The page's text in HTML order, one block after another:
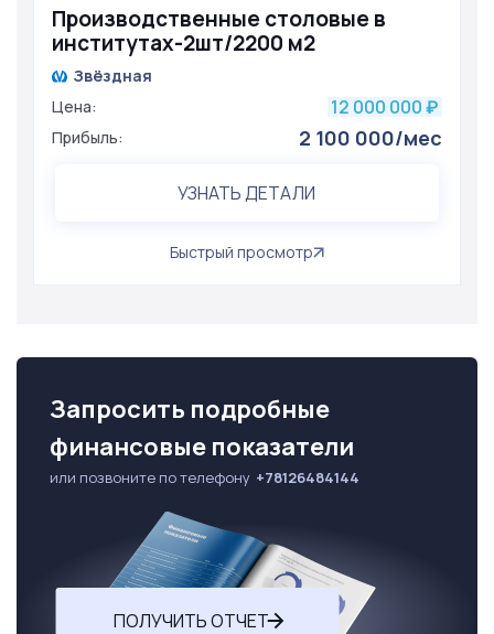
Производственные столовые в
институтах-2шт/2200 м2
Звёздная
Цена:
12 000 000 ₽
Прибыль: 2 100 000/мес
УЗНАТЬ ДЕТАЛИ
Быстрый просмотр
Запросить подробные
финансовые показатели
или позвоните по телефону +78126484144
ПОЛУЧИТЬ ОТЧЕТ